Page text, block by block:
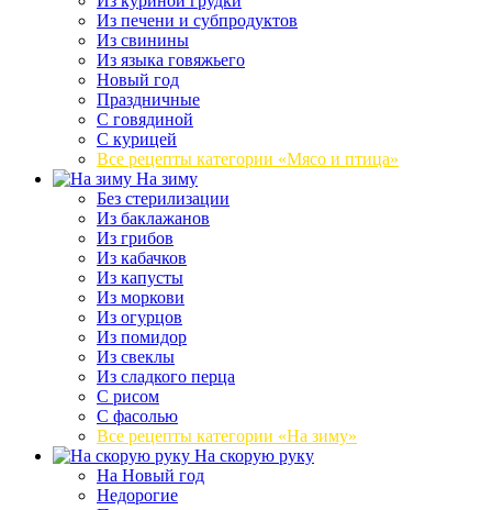
Из печени и субпродуктов
Из свинины
Из языка говяжьего
Новый год
Праздничные
С говядиной
С курицей
Все рецепты категории «Мясо и птица»
На зиму
Без стерилизации
Из баклажанов
Из грибов
Из кабачков
Из капусты
Из моркови
Из огурцов
Из помидор
Из свеклы
Из сладкого перца
С рисом
С фасолью
Все рецепты категории «На зиму»
На скорую руку
На Новый год
Недорогие